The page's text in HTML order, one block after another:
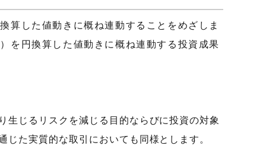
算した値動きに概ね連動することをめざしま
を円換算した値動きに概ね連動する投資成果
生じるリスクを減じる目的ならびに投資の対象
た実質的な取引においても同様とします。